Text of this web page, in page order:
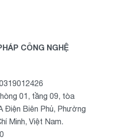
CÔNG NGHỆ
01, tầng 09, tòa
Điện Biên Phủ, Phường
Minh, Việt Nam.